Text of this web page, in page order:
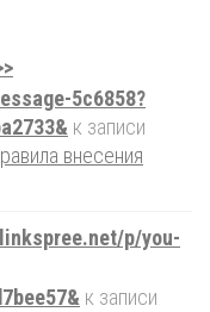
5c6858?
к записи
внесения
linkspree.net/p/you-
к записи